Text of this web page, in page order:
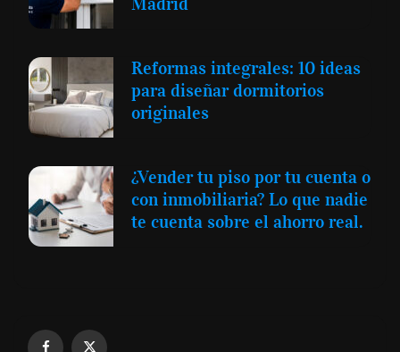
Reformas integrales: 10 ideas
para diseñar dormitorios
originales
¿Vender tu piso por tu cuenta o
con inmobiliaria? Lo que nadie
te cuenta sobre el ahorro real.